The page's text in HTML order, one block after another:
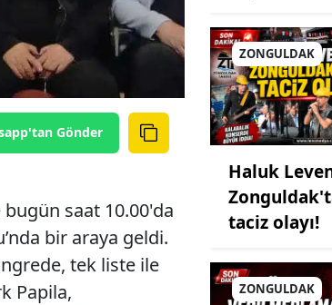
Gönder
saat 10.00'da
bir araya geldi.
tek liste ile
Papila,
ZONGULDAK
Haluk
taciz olayı!
ZONGULDAK